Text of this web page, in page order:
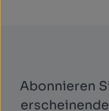
Abonnieren